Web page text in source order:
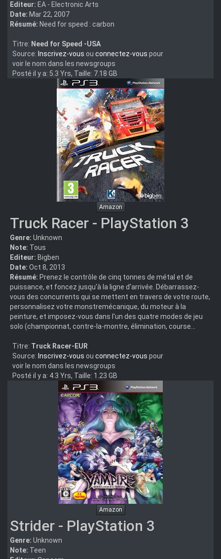
Editeur: EA - Electronic Arts
Date: Mar 22, 2007
Résumé: Need for speed : carbon
Titre: Need for Speed -USA
Source: Inscrivez-vous ou connectez-vous pour
voir le nom dans les newsgroups
Posté il y a: 5.3 Yrs, Taille: 7.18 GB
Amazon
Truck Racer - PlayStation 3
Genre: Unknown
Note: Tous
Editeur: Bigben
Date: Oct 8, 2013
Résumé: Prenez le contrôle de cinq tonnes de métal et de
puissance, et foncez jusqu'à la ligne d'arrivée. Débarrassez-
vous des concurrents qui se mettent en travers de votre route,
personnalisez votre monstremécanique, du moteur à la
peinture, et imposez-vous dans l'un des quatre modes de jeu
solo (championnat, contre-la-montre, élimination, course...
Titre: Truck Racer-EUR
Source: Inscrivez-vous ou connectez-vous pour
voir le nom dans les newsgroups
Posté il y a: 4.3 Yrs, Taille: 1.23 GB
Amazon
Strider - PlayStation 3
Genre: Unknown
Note: Teen